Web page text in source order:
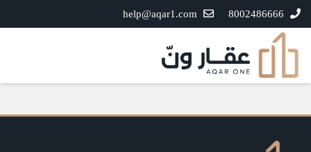
8002486666
help@aqar1.com